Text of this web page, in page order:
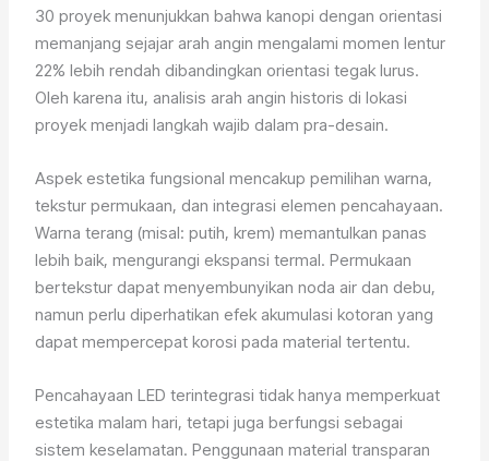
30 proyek menunjukkan bahwa kanopi dengan orientasi
memanjang sejajar arah angin mengalami momen lentur
22% lebih rendah dibandingkan orientasi tegak lurus.
Oleh karena itu, analisis arah angin historis di lokasi
proyek menjadi langkah wajib dalam pra-desain.
Aspek estetika fungsional mencakup pemilihan warna,
tekstur permukaan, dan integrasi elemen pencahayaan.
Warna terang (misal: putih, krem) memantulkan panas
lebih baik, mengurangi ekspansi termal. Permukaan
bertekstur dapat menyembunyikan noda air dan debu,
namun perlu diperhatikan efek akumulasi kotoran yang
dapat mempercepat korosi pada material tertentu.
Pencahayaan LED terintegrasi tidak hanya memperkuat
estetika malam hari, tetapi juga berfungsi sebagai
sistem keselamatan. Penggunaan material transparan